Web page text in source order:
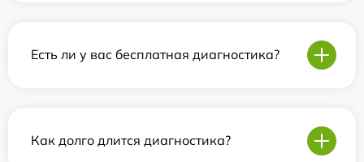
Есть ли у вас бесплатная диагностика?
Как долго длится диагностика?